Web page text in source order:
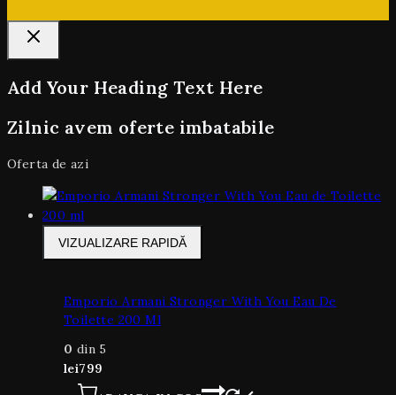
Add Your Heading Text Here
Zilnic avem oferte imbatabile
Oferta de azi
VIZUALIZARE RAPIDĂ
Emporio Armani Stronger With You Eau De
Toilette 200 Ml
0 din 5
lei799